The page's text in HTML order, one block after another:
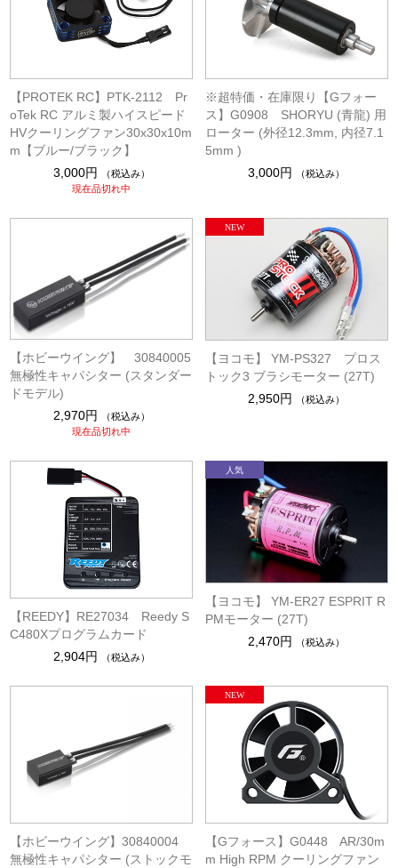
【PROTEK RC】PTK-2112 Pr
oTek RC アルミ製ハイスピード
HVクーリングファン30x30x10m
m【ブルー/ブラック】
3,000円
（税込み）
現在品切れ中
※超特価・在庫限り【Gフォー
ス】G0908 SHORYU (青龍) 用
ローター (外径12.3mm, 内径7.1
5mm )
3,000円
（税込み）
【ホビーウイング】 30840005
無極性キャパシター (スタンダー
ドモデル)
2,970円
（税込み）
現在品切れ中
【ヨコモ】 YM-PS327 プロス
トック3 ブラシモーター (27T)
2,950円
（税込み）
【REEDY】RE27034 Reedy S
C480Xプログラムカード
2,904円
（税込み）
【ヨコモ】 YM-ER27 ESPRIT R
PMモーター (27T)
2,470円
（税込み）
【ホビーウイング】30840004
無極性キャパシター (ストックモ
【Gフォース】G0448 AR/30m
m High RPM クーリングファン